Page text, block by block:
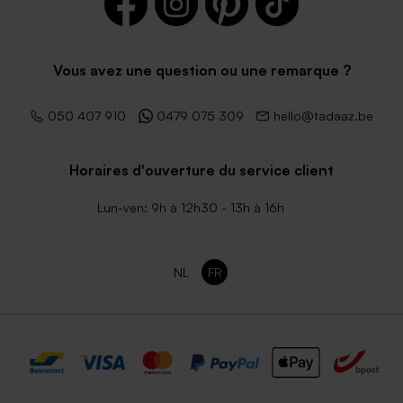
Vous avez une question ou une remarque ?
050 407 910 0479 075 309 hello@tadaaz.be
Horaires d'ouverture du service client
Lun-ven: 9h à 12h30 - 13h à 16h
NL FR